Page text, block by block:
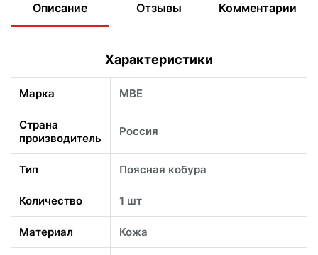
Описание Отзывы Комментарии
Характеристики
Марка МВЕ
Страна
производитель
Россия
Тип Поясная кобура
Количество 1 шт
Материал Кожа